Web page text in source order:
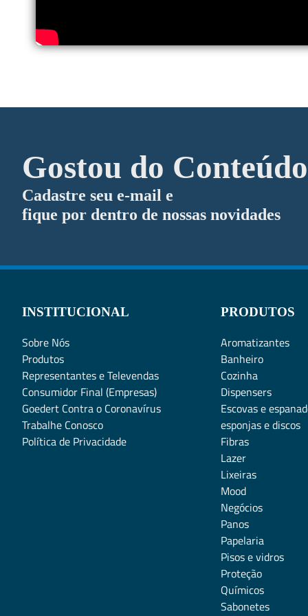
Gostou do
Cadastre seu e-mail e
fique por dentro de nossas novidades
INSTITUCIONAL
Sobre Nós
Produtos
Representantes e Televendas
Consumidor Final (Empresas)
Goedert Contra o Coronavírus
Trabalhe Conosco
Política de Privacidade
PRODUTOS
Aromatizantes
Banheiro
Cozinha
Dispensers
Escovas e
esponjas e discos
Fibras
Lazer
Lixeiras
Mood
Negócios
Panos
Papelaria
Pisos e vidros
Proteção
Químicos
Sabonetes